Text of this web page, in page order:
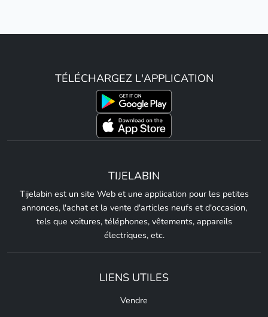
TÉLÉCHARGEZ L'APPLICATION
TIJELABIN
Tijelabin est un site Web et une application pour les petites
annonces, l'achat et la vente d'articles neufs et d'occasion,
tels que voitures, téléphones, vêtements, appareils
électriques, etc.
LIENS UTILES
Vendre